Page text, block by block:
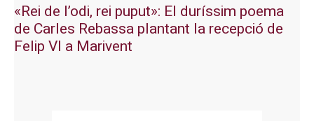
«Rei de l’odi, rei puput»: El duríssim poema
de Carles Rebassa plantant la recepció de
Felip VI a Marivent